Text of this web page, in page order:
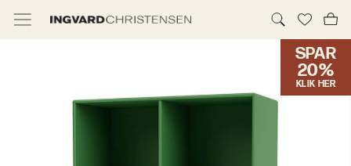
SPAR
20%
KLIK HER